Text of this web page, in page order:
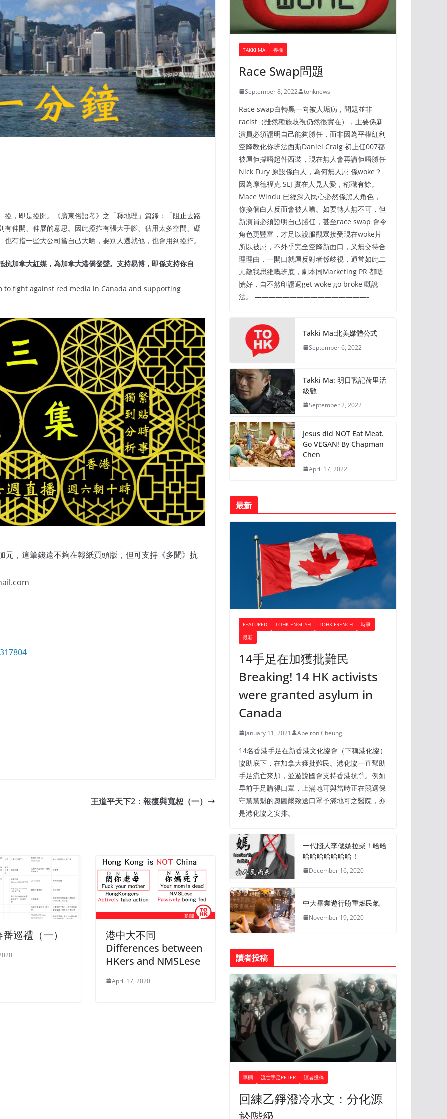
，即是掗開。《廣東俗語考》之「釋地理」篇錄：「阻止去路
伸開、伸展的意思。因此掗拃有張大手腳、佔用太多空間、礙
有指一些大公司當自己大晒，要別人遷就他，也會用到掗拃。
抗加拿大紅媒，為加拿大港僑發聲。支持易博，即係支持你自
fight against red media in Canada and supporting
元，這筆錢遠不夠在報紙買頭版，但可支持《多聞》抗
王道平天下2：報復與寬恕（一）
巡禮（一）
港中大不同
Differences between
HKers and NMSLese
April 17, 2020
TAKKI MA 專欄
Race Swap問題
September 8, 2022 tohknews
Race swap白轉黑一向被人垢病，問題並非
racist（雖然種族歧視仍然很實在），主要係新
演員必須證明自己能夠勝任，而非因為平權紅利
空降教化你班法西斯Daniel Craig 初上任007都
被屌佢撐唔起件西裝，現在無人會再講佢唔勝任
Nick Fury 原設係白人，為何無人屌 係woke？
因為摩德褔克 SLJ 實在人見人愛，稱職有餘。
Mace Windu 已經深入民心必然係黑人角色，
你換個白人反而會被人嘈。如要轉人無不可，但
新演員必須證明自己勝任，甚至race swap 會令
角色更豐富，才足以說服觀眾接受現在woke片
所以被屌，不外乎完全空降新面口，又無交待合
理理由，一開口就屌反對者係歧視，通常如此二
元敵我思維嘅班底，劇本同Marketing PR 都唔
慌好，自不然印證返get woke go broke 嘅說
法。 ————————————————-
Takki Ma:北美媒體公式
September 6, 2022
Takki Ma: 明日戰記荷里活
級數
September 2, 2022
Jesus did NOT Eat Meat.
Go VEGAN! By Chapman
Chen
April 17, 2022
最新
FEATURED TOHK ENGLISH TOHK FRENCH
時事
最新
14手足在加獲批難民
Breaking! 14 HK activists
were granted asylum in
Canada
January 11, 2021 Apeiron Cheung
14名香港手足在新香港文化協會（下稱港化協）
協助底下，在加拿大獲批難民。港化協一直幫助
手足流亡來加，並遊說國會支持香港抗爭。例如
早前手足購得口罩，上滿地可與當時正在競選保
守黨黨魁的奧圖爾致送口罩予滿地可之醫院，亦
是港化協之安排。
一代賤人李偲嫣拉柴！哈哈
哈哈哈哈哈哈哈！
December 16, 2020
中大畢業遊行盼重燃民氣
November 19, 2020
讀者投稿
專欄 流亡手足PETER 讀者投稿
回練乙錚潑冷水文：分化源